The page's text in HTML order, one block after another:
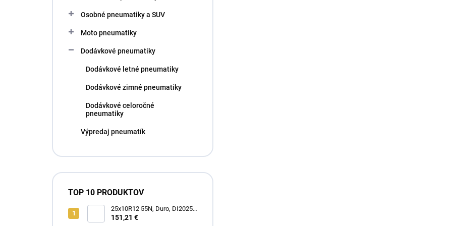
Osobné pneumatiky a SUV
Moto pneumatiky
Dodávkové pneumatiky
Dodávkové letné pneumatiky
Dodávkové zimné pneumatiky
Dodávkové celoročné
pneumatiky
Výpredaj pneumatík
TOP 10 PRODUKTOV
25x10R12 55N, Duro, DI2025
POWER GRIP
151,21 €